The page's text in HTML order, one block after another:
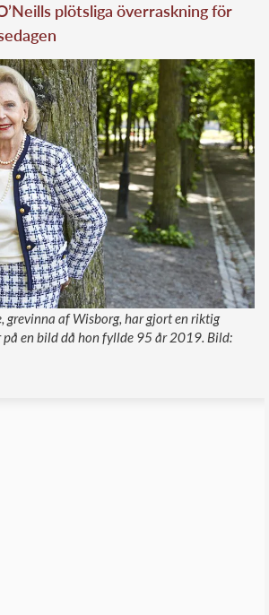
plötsliga överraskning för
grevinna af Wisborg, har gjort en riktig
på en bild då hon fyllde 95 år 2019. Bild: